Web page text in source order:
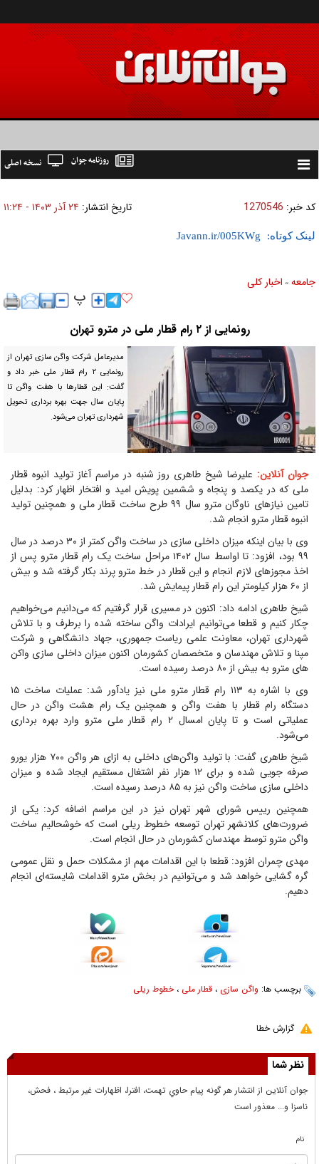
Toggle
نسخه اصلی روزنامه جوان
کد خبر: 1270546 تاریخ انتشار: ۲۴ آذر ۱۴۰۳ - ۱۱:۲۴
لینک کوتاه:
جامعه » اخبار كلی
رونمایی از ۲ رام قطار ملی در مترو تهران
مدیرعامل شرکت واگن سازی تهران از
رونمایی ۲ رام قطار ملی خبر داد و
گفت: این قطارها با هفت واگن تا
پایان سال جهت بهره برداری تحویل
شهرداری تهران می‌شود.
جوان آنلاین: علیرضا شیخ طاهری روز شنبه در مراسم آغاز تولید انبوه قطار
ملی که در یکصد و پنجاه و ششمین پویش امید و افتخار اظهار کرد: بدلیل
تامین نیازهای ناوگان مترو سال ۹۹ طرح ساخت قطار ملی و همچنین تولید
انبوه قطار مترو انجام شد.
وی با بیان اینکه میزان داخلی سازی در ساخت واگن کمتر از ۳۰ درصد در سال
۹۹ بود، افزود: تا اواسط سال ۱۴۰۲ مراحل ساخت یک رام قطار مترو پس از
اخذ مجوزهای لازم انجام و این قطار در خط مترو پرند بکار گرفته شد و بیش
از ۶۰ هزار کیلومتر این رام قطار پیمایش شد.
شیخ طاهری ادامه داد: اکنون در مسیری قرار گرفتیم که می‌دانیم می‌خواهیم
چکار کنیم و قطعا می‌توانیم ایرادات واگن ساخته شده را برطرف و با تلاش
شهرداری تهران، معاونت علمی ریاست جمهوری، جهاد دانشگاهی و شرکت
مپنا و تلاش مهندسان و متخصصان کشورمان اکنون میزان داخلی سازی واکن
های مترو به بیش از ۸۰ درصد رسیده است.
وی با اشاره به ۱۱۳ رام قطار مترو ملی نیز یادآور شد: عملیات ساخت ۱۵
دستگاه رام قطار با هفت واگن و همچنین یک رام هشت واگن در حال
عملیاتی است و تا پایان امسال ۲ رام قطار ملی مترو وارد بهره برداری
می‌شود.
شیخ طاهری گفت: با تولید واگن‌های داخلی به ازای هر واگن ۷۰۰ هزار یورو
صرفه جویی شده و برای ۱۲ هزار نفر اشتغال مستقیم ایجاد شده و میزان
داخلی سازی ساخت واگن نیز به ۸۵ درصد رسیده است.
همچنین رییس شورای شهر تهران نیز در این مراسم اضافه کرد: یکی از
ضرورت‌های کلانشهر تهران توسعه خطوط ریلی است که خوشحالیم ساخت
واگن مترو توسط مهندسان کشورمان در حال انجام است.
مهدی چمران افزود: قطعا با این اقدامات مهم از مشکلات حمل و نقل عمومی
گره گشایی خواهد شد و می‌توانیم در بخش مترو اقدامات شایسته‌ای انجام
دهیم.
برچسب ها: واگن سازی ، قطار ملی ،خطوط ریلی
گزارش خطا
نظر شما
جوان آنلاين از انتشار هر گونه پيام حاوي تهمت، افترا، اظهارات غير مرتبط ، فحش،
ناسزا و... معذور است
نام